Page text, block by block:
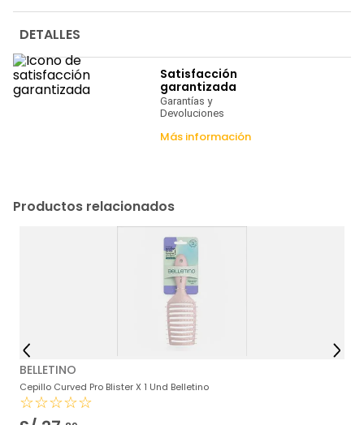
DETALLES
Satisfacción
garantizada
Garantías y
Devoluciones
Más información
Productos relacionados
BELLETINO
Cepillo Curved Pro Blister X 1 Und Belletino
☆☆☆☆☆